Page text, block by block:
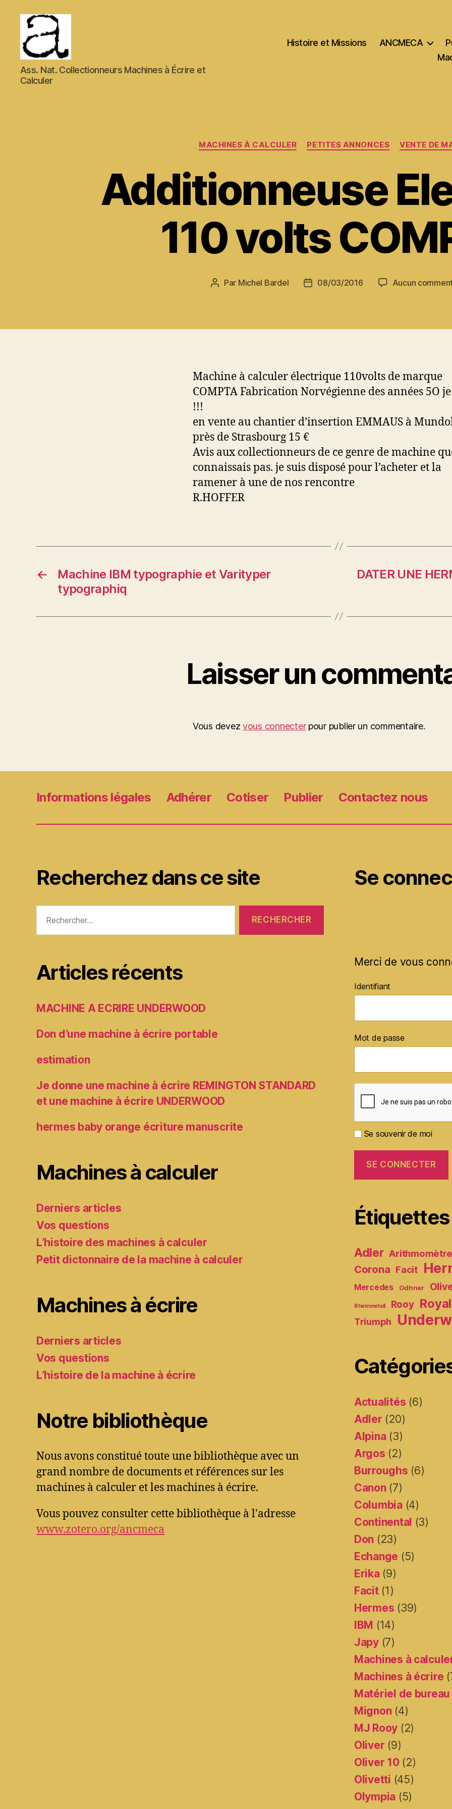
ANCMECA
Ass. Nat. Collectionneurs Machines à Écrire et
Calculer
Histoire et Missions ANCMECA
Catégories
MACHINES À CALCULER PETITES ANNONCES VENTE DE
Additionneuse
110 volts
Auteur
Par Michel Bardel
Date08/03/2016 Aucun
Machine à calculer électrique 110volts de marque
COMPTA Fabrication Norvégienne des années 5O
!!!
en vente au chantier d’insertion EMMAUS à
près de Strasbourg 15 €
Avis aux collectionneurs de ce genre de machine
connaissais pas. je suis disposé pour l’acheter et la
ramener à une de nos rencontre
R.HOFFER
←
Machine IBM typographie et Varityper
typographiq
DATER UNE
Laisser un
Vous devezvous connecterpour publier un commentaire.
Informations légales Adhérer Cotiser Publier Contactez nous
Recherchez dans ce site
Articles récents
MACHINE A ECRIRE UNDERWOOD
Don d’une machine à écrire portable
estimation
Je donne une machine à écrire REMINGTON STANDARD
et une machine à écrire UNDERWOOD
hermes baby orange écriture manuscrite
Machines à calculer
Derniers articles
Vos questions
L’histoire des machines à calculer
Petit dictonnaire de la machine à calculer
Machines à écrire
Derniers articles
Vos questions
L’histoire de la machine à écrire
Notre bibliothèque
Nous avons constitué toute une bibliothèque avec un
grand nombre de documents et références sur les
machines à calculer et les machines à écrire.
Vous pouvez consulter cette bibliothèque à l'adresse
www.zotero.org/ancmeca
Se
Merci de vous
Identifiant
Mot de passe
Se souvenir de moi
Étiquettes
Adler
Corona Facit
Mercedes Odhner
Rheinmetall Rooy Royal
Triumph
Actualités (6)
Adler (20)
Alpina(3)
Argos (2)
Burroughs (6)
Canon(7)
Columbia(4)
Continental (3)
Don (23)
Echange (5)
Erika(9)
Facit(1)
Hermes (39)
IBM (14)
Japy(7)
Machines à
Machines à écrire
Matériel de bureau
Mignon(4)
MJ Rooy (2)
Oliver (9)
Oliver 10(2)
Olivetti (45)
Olympia (5)